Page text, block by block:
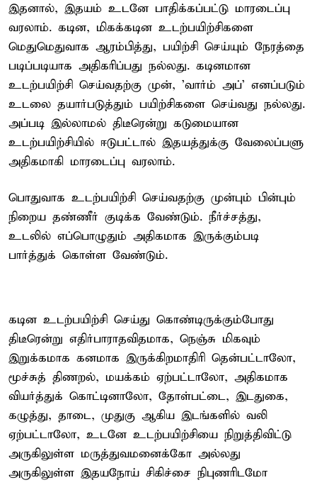
இதனால், இதயம் உடனே பாதிக்கப்பட்டு மாரடைப்பு
வரலாம். கடின, மிகக்கடின உடற்பயிற்சிகளை
மெதுமெதுவாக ஆரம்பித்து, பயிற்சி செய்யும் நேரத்தை
படிப்படியாக அதிகரிப்பது நல்லது. கடினமான
உடற்பயிற்சி செய்வதற்கு முன், 'வார்ம் அப்' எனப்படும்
உடலை தயார்படுத்தும் பயிற்சிகளை செய்வது நல்லது.
அப்படி இல்லாமல் திடீரென்று கடுமையான
உடற்பயிற்சியில் ஈடுபட்டால் இதயத்துக்கு வேலைப்பளு
அதிகமாகி மாரடைப்பு வரலாம்.
பொதுவாக உடற்பயிற்சி செய்வதற்கு முன்பும் பின்பும்
நிறைய தண்ணீர் குடிக்க வேண்டும். நீர்ச்சத்து,
உடலில் எப்பொழுதும் அதிகமாக இருக்கும்படி
பார்த்துக் கொள்ள வேண்டும்.
கடின உடற்பயிற்சி செய்து கொண்டிருக்கும்போது
திடீரென்று எதிர்பாராதவிதமாக, நெஞ்சு மிகவும்
இறுக்கமாக கனமாக இருக்கிறமாதிரி தென்பட்டாலோ,
மூச்சுத் திணறல், மயக்கம் ஏற்பட்டாலோ, அதிகமாக
வியர்த்துக் கொட்டினாலோ, தோள்பட்டை, இடதுகை,
கழுத்து, தாடை, முதுகு ஆகிய இடங்களில் வலி
ஏற்பட்டாலோ, உடனே உடற்பயிற்சியை நிறுத்திவிட்டு
அருகிலுள்ள மருத்துவமனைக்கோ அல்லது
அருகிலுள்ள இதயநோய் சிகிச்சை நிபுணரிடமோ